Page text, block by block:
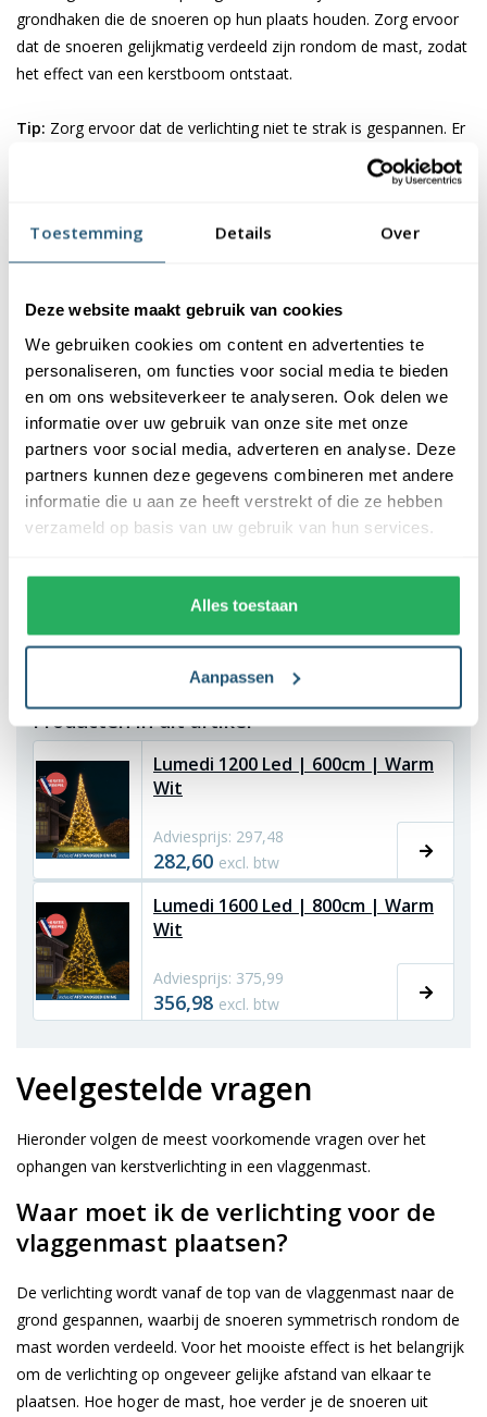
Toestemming Details Over
Deze website maakt gebruik van cookies
We gebruiken cookies om content en advertenties te
personaliseren, om functies voor social media te bieden
en om ons websiteverkeer te analyseren. Ook delen we
informatie over uw gebruik van onze site met onze
partners voor social media, adverteren en analyse. Deze
partners kunnen deze gegevens combineren met andere
informatie die u aan ze heeft verstrekt of die ze hebben
verzameld op basis van uw gebruik van hun services.
Alles toestaan
Aanpassen
grondhaken die de snoeren op hun plaats houden. Zorg ervoor
dat de snoeren gelijkmatig verdeeld zijn rondom de mast, zodat
het effect van een kerstboom ontstaat.
Tip: Zorg ervoor dat de verlichting niet te strak is gespannen. Er
moet genoeg flexibiliteit zijn voor wind of andere bewegingen.
Zorg ervoor dat je de verlichting aansluit op een veilig
stopcontact, bij voorkeur via een verlengsnoer met een
voetpaden of doorgangen liggen, zodat niemand erover kan
struikelen.
✓Test en geniet van je vlaggenmast kerstboom
Zodra alles is aangesloten, test je de verlichting om er zeker van
te zijn dat alles naar behoren werkt. Loop rondom de mast om
te controleren of de verlichting symmetrisch is verdeeld en of er
geen losse snoeren zijn.
Geniet van je prachtige feestelijke kerstboom in je tuin!
Producten in dit artikel
Lumedi 1200 Led | 600cm | Warm
Wit
Adviesprijs: 297,48
282,60 excl. btw
Lumedi 1600 Led | 800cm | Warm
Wit
Adviesprijs: 375,99
356,98 excl. btw
Veelgestelde vragen
Hieronder volgen de meest voorkomende vragen over het
ophangen van kerstverlichting in een vlaggenmast.
Waar moet ik de verlichting voor de
vlaggenmast plaatsen?
De verlichting wordt vanaf de top van de vlaggenmast naar de
grond gespannen, waarbij de snoeren symmetrisch rondom de
mast worden verdeeld. Voor het mooiste effect is het belangrijk
om de verlichting op ongeveer gelijke afstand van elkaar te
plaatsen. Hoe hoger de mast, hoe verder je de snoeren uit